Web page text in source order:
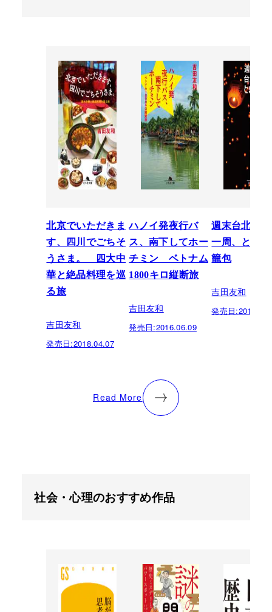
北京でいただきま
す、四川でごちそ
うさま。 四大中
華と絶品料理を巡
る旅
吉田友和
発売日:2018.04.07
ハノイ発夜行バ
ス、南下してホー
チミン ベトナム
1800キロ縦断旅
吉田友和
発売日:2016.06.09
週末台北の
一周、とき
籠包
吉田友和
発売日:
Read More
社会・心理のおすすめ作品